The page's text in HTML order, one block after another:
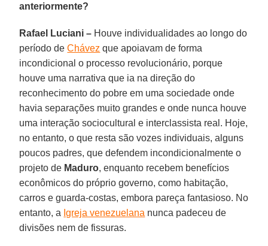
anteriormente?
Rafael Luciani – Houve individualidades ao longo do
período deChávez que apoiavam de forma
incondicional o processo revolucionário, porque
houve uma narrativa que ia na direção do
reconhecimento do pobre em uma sociedade onde
havia separações muito grandes e onde nunca houve
uma interação sociocultural e interclassista real. Hoje,
no entanto, o que resta são vozes individuais, alguns
poucos padres, que defendem incondicionalmente o
projeto de Maduro, enquanto recebem benefícios
econômicos do próprio governo, como habitação,
carros e guarda-costas, embora pareça fantasioso. No
entanto, a Igreja venezuelana nunca padeceu de
divisões nem de fissuras.